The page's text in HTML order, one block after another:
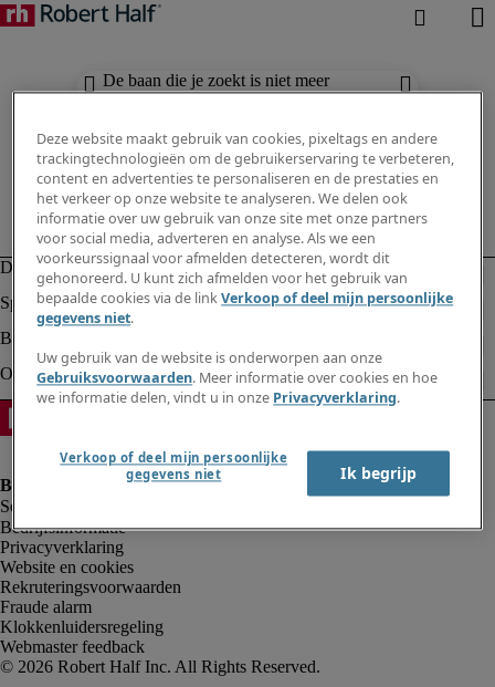
De baan die je zoekt is niet meer
beschikbaar. Zie vergelijkbare resultaten
Bedrijfsinformatie
Privacyverklaring
Website en cookies
Rekruteringsvoorwaarden
Fraude alarm
Klokkenluidersregeling
Webmaster feedback
Deze website maakt gebruik van cookies, pixeltags en andere
trackingtechnologieën om de gebruikerservaring te verbeteren,
content en advertenties te personaliseren en de prestaties en
het verkeer op onze website te analyseren. We delen ook
informatie over uw gebruik van onze site met onze partners
voor social media, adverteren en analyse. Als we een
voorkeurssignaal voor afmelden detecteren, wordt dit
gehonoreerd. U kunt zich afmelden voor het gebruik van
bepaalde cookies via de linkVerkoop of deel mijn persoonlijke
gegevens niet.
Uw gebruik van de website is onderworpen aan onze
Gebruiksvoorwaarden. Meer informatie over cookies en hoe
we informatie delen, vindt u in onze Privacyverklaring.
Verkoop of deel mijn persoonlijke
gegevens niet
Ik begrijp